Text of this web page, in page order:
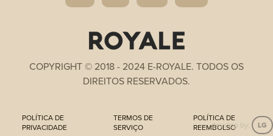
COPYRIGHT © 2018 - 2024 E-ROYALE. TODOS OS
DIREITOS RESERVADOS.
POLÍTICA DE
PRIVACIDADE
TERMOS DE
SERVIÇO
POLÍTICA DE
REEMBOLSO
develop by: LG